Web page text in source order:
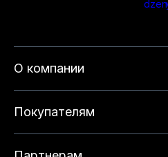
О компании
Покупателям